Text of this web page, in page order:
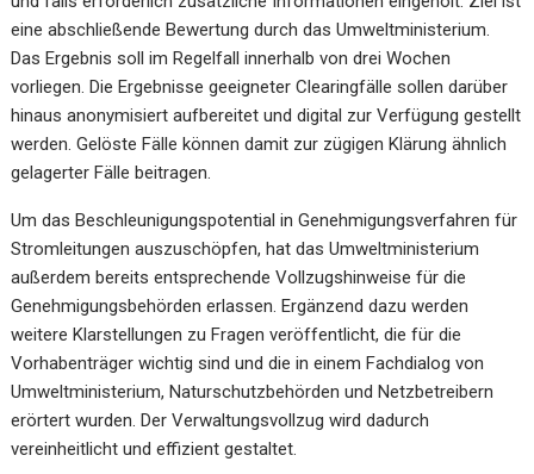
eine abschließende Bewertung durch das Umweltministerium.
Das Ergebnis soll im Regelfall innerhalb von drei Wochen
vorliegen. Die Ergebnisse geeigneter Clearingfälle sollen darüber
hinaus anonymisiert aufbereitet und digital zur Verfügung gestellt
werden. Gelöste Fälle können damit zur zügigen Klärung ähnlich
gelagerter Fälle beitragen.
Um das Beschleunigungspotential in Genehmigungsverfahren für
Stromleitungen auszuschöpfen, hat das Umweltministerium
außerdem bereits entsprechende Vollzugshinweise für die
Genehmigungsbehörden erlassen. Ergänzend dazu werden
weitere Klarstellungen zu Fragen veröffentlicht, die für die
Vorhabenträger wichtig sind und die in einem Fachdialog von
Umweltministerium, Naturschutzbehörden und Netzbetreibern
erörtert wurden. Der Verwaltungsvollzug wird dadurch
vereinheitlicht und effizient gestaltet.